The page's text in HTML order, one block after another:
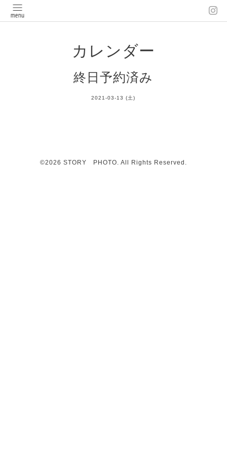
カレンダー
終日予約済み
2021-03-13 (土)
©2026 STORY PHOTO. All Rights Reserved.